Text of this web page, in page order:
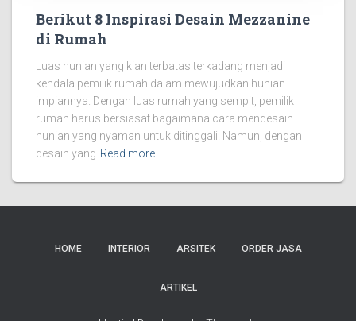
Berikut 8 Inspirasi Desain Mezzanine
di Rumah
Luas hunian yang kian terbatas terkadang menjadi
kendala pemilik rumah dalam mewujudkan hunian
impiannya. Dengan luas rumah yang sempit, pemilik
rumah harus bersiasat bagaimana cara mendesain
hunian yang nyaman untuk ditinggali. Namun, dengan
desain yang Read more…
HOME INTERIOR ARSITEK ORDER JASA
ARTIKEL